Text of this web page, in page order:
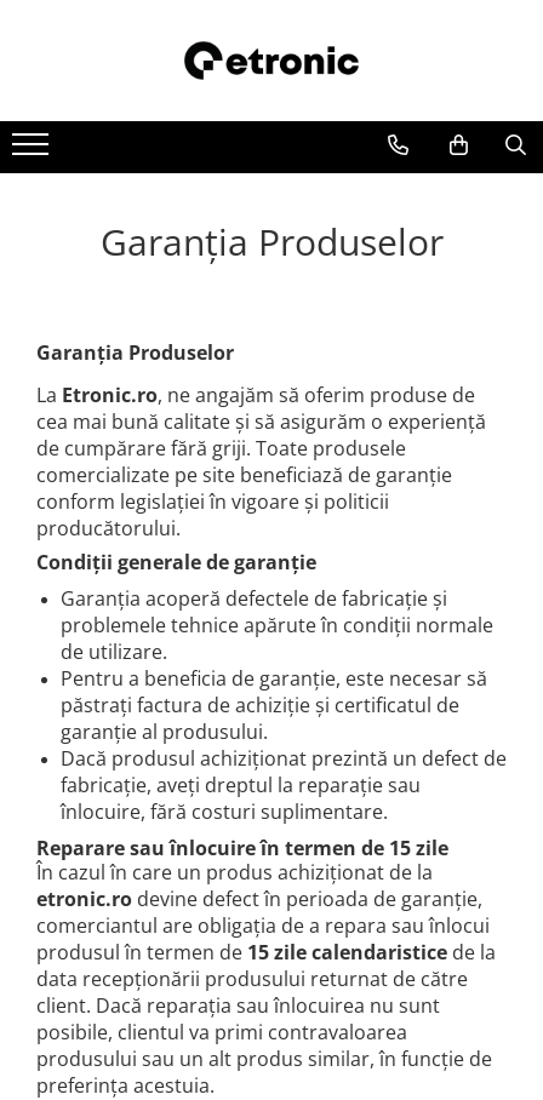
Garanția Produselor
Garanția Produselor
La Etronic.ro, ne angajăm să oferim produse de
cea mai bună calitate și să asigurăm o experiență
de cumpărare fără griji. Toate produsele
comercializate pe site beneficiază de garanție
conform legislației în vigoare și politicii
producătorului.
Condiții generale de garanție
Garanția acoperă defectele de fabricație și
problemele tehnice apărute în condiții normale
de utilizare.
Pentru a beneficia de garanție, este necesar să
păstrați factura de achiziție și certificatul de
garanție al produsului.
Dacă produsul achiziționat prezintă un defect de
fabricație, aveți dreptul la reparație sau
înlocuire, fără costuri suplimentare.
Reparare sau înlocuire în termen de 15 zile
În cazul în care un produs achiziționat de la
etronic.ro devine defect în perioada de garanție,
comerciantul are obligația de a repara sau înlocui
produsul în termen de 15 zile calendaristice de la
data recepționării produsului returnat de către
client. Dacă reparația sau înlocuirea nu sunt
posibile, clientul va primi contravaloarea
produsului sau un alt produs similar, în funcție de
preferința acestuia.